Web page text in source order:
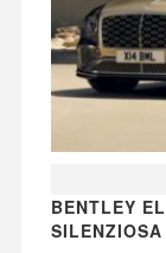
BENTLEY